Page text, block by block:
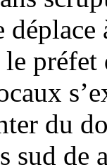
préfet
du
sud de